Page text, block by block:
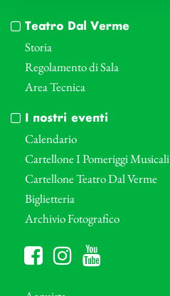
Teatro Dal Verme
Storia
Regolamento di Sala
Area Tecnica
I nostri eventi
Calendario
Cartellone I Pomeriggi Musicali
Cartellone Teatro Dal Verme
Biglietteria
Archivio Fotografico